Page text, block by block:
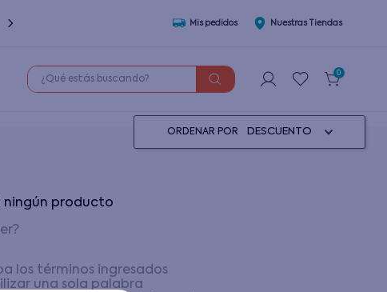
Mis pedidos Nuestras Tiendas
¿Qué estás buscando? 0
ORDENAR POR DESCUENTO
ningún producto
los términos ingresados
una sola palabra